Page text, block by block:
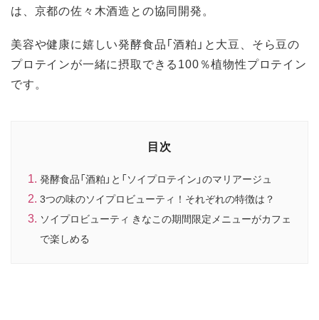
は、京都の佐々木酒造との協同開発。
美容や健康に嬉しい発酵食品「酒粕」と大豆、そら豆の
プロテインが一緒に摂取できる100％植物性プロテイン
です。
目次
発酵食品「酒粕」と「ソイプロテイン」のマリアージュ
3つの味のソイプロビューティ！それぞれの特徴は？
ソイプロビューティ きなこの期間限定メニューがカフェ
で楽しめる